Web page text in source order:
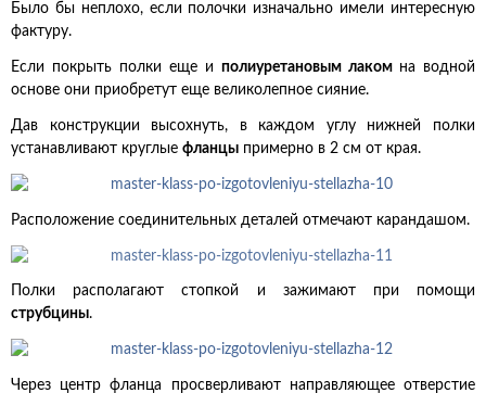
Было бы неплохо, если полочки изначально имели интересную
фактуру.
Если покрыть полки еще и полиуретановым лаком на водной
основе они приобретут еще великолепное сияние.
Дав конструкции высохнуть, в каждом углу нижней полки
устанавливают круглые фланцы примерно в 2 см от края.
Расположение соединительных деталей отмечают карандашом.
Полки располагают стопкой и зажимают при помощи
струбцины.
Через центр фланца просверливают направляющее отверстие